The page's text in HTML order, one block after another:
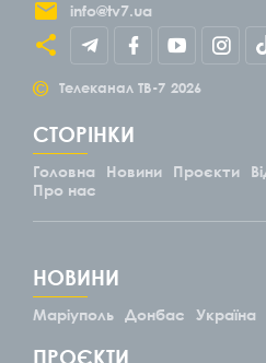
info@tv7.ua
© Телеканал ТВ-7 2026
СТОРІНКИ
Головна Новини Проєкти
Про нас
НОВИНИ
Маріуполь Донбас Україна
ПРОЄКТИ